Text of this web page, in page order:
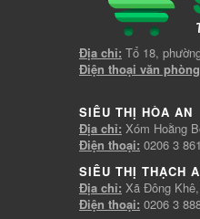
Địa chỉ: Tổ 18,
Điện thoại văn
SIÊU THỊ HÒA AN
Địa chỉ: Xóm Hoằng
Điện thoại: 0206 3
SIÊU THỊ THẠCH
Địa chỉ: Xã Đông
Điện thoại: 0206 3